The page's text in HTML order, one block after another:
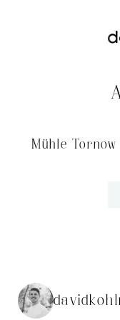
Mühle